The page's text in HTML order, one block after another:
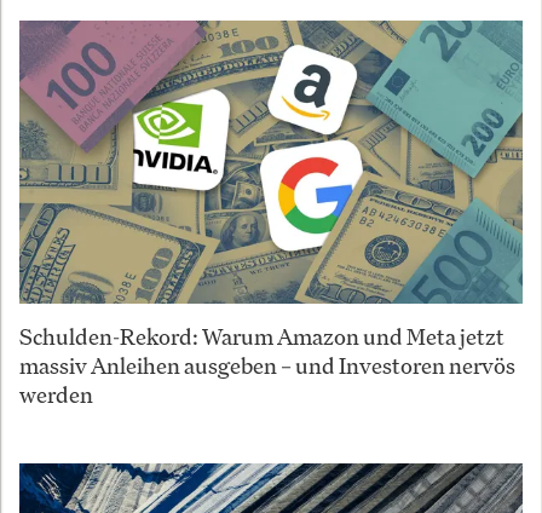
Schulden-Rekord: Warum Amazon und Meta jetzt
massiv Anleihen ausgeben – und Investoren nervös
werden